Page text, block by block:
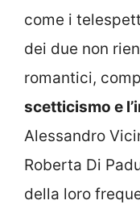
come i
dei due non
romantici,
scetticismo e
Alessandro
Roberta Di
della loro